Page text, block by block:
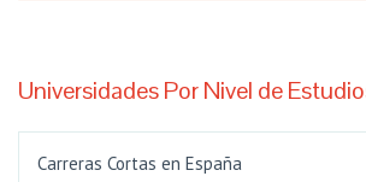
Universidades Por Nivel de
Carreras Cortas en España